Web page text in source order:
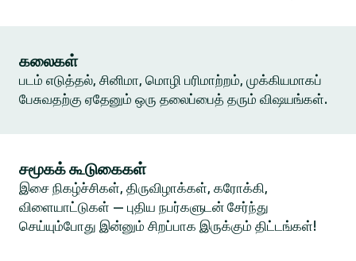
கலைகள்
படம் எடுத்தல், சினிமா, மொழி பரிமாற்றம், முக்கியமாகப்
பேசுவதற்கு ஏதேனும் ஒரு தலைப்பைத் தரும் விஷயங்கள்.
சமூகக் கூடுகைகள்
இசை நிகழ்ச்சிகள், திருவிழாக்கள், கரோக்கி,
விளையாட்டுகள் — புதிய நபர்களுடன் சேர்ந்து
செய்யும்போது இன்னும் சிறப்பாக இருக்கும் திட்டங்கள்!